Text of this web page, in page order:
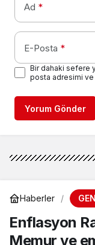
Ad *
E-Posta *
Bir dahaki sefere
posta adresimi ve
Yorum Gönder
Haberler
Enflasyon
Memur ve